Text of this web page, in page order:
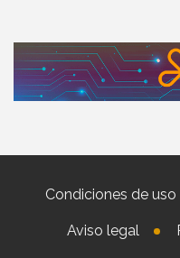
Condiciones de uso
Aviso legal